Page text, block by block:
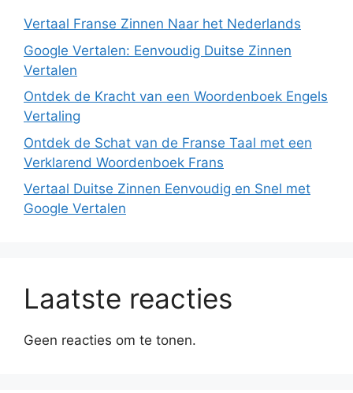
Vertaal Franse Zinnen Naar het Nederlands
Google Vertalen: Eenvoudig Duitse Zinnen
Vertalen
Ontdek de Kracht van een Woordenboek Engels
Vertaling
Ontdek de Schat van de Franse Taal met een
Verklarend Woordenboek Frans
Vertaal Duitse Zinnen Eenvoudig en Snel met
Google Vertalen
Laatste reacties
Geen reacties om te tonen.